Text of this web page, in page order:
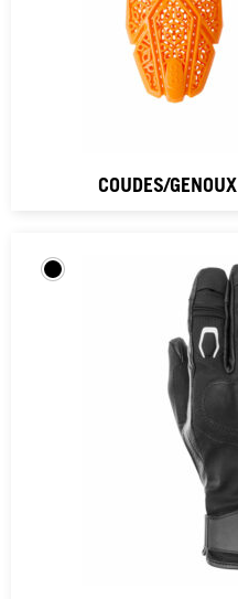
COUDES/